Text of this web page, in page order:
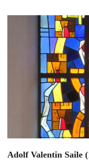
Adolf Valentin Saile